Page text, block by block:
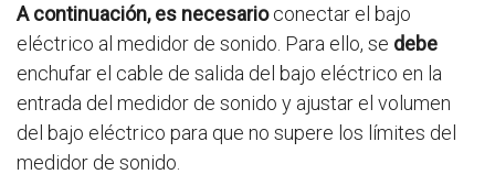
A continuación, es necesarioconectar el bajo
eléctrico al medidor de sonido. Para ello, se debe
enchufar el cable de salida del bajo eléctrico en la
entrada del medidor de sonido y ajustar el volumen
del bajo eléctrico para que no supere los límites del
medidor de sonido.